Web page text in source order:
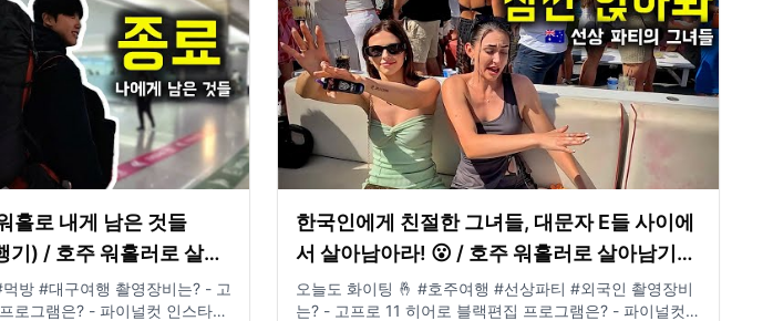
드 주관광청
의 :
인스타그램 :
ranie__ee/
홀로 내게 남은 것들
) / 호주 워홀러로 살아
행 촬영장비는? - 고
한국인에게 친절한 그녀들, 대문자 E들 사이에
서 살아남아라! 😮 / 호주 워홀러로 살아남기
21
오늘도 화이팅 🤞 #호주여행 #선상파티 #외국인 촬영장비
는? - 고프로 11 히어로 블랙편집 프로그램은? - 파이널컷